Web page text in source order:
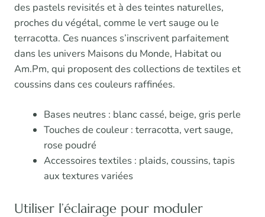
des pastels revisités et à des teintes naturelles,
proches du végétal, comme le vert sauge ou le
terracotta. Ces nuances s’inscrivent parfaitement
dans les univers Maisons du Monde, Habitat ou
Am.Pm, qui proposent des collections de textiles et
coussins dans ces couleurs raffinées.
Bases neutres : blanc cassé, beige, gris perle
Touches de couleur : terracotta, vert sauge,
rose poudré
Accessoires textiles : plaids, coussins, tapis
aux textures variées
Utiliser l’éclairage pour moduler